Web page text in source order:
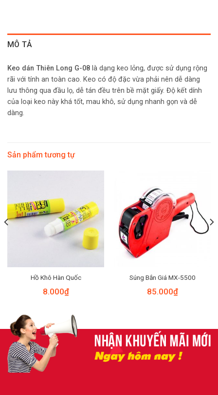
MÔ TẢ
Keo dán Thiên Long G-08 là dạng keo lỏng, được sử dụng rộng
rãi với tính an toàn cao. Keo có độ đặc vừa phải nên dễ dàng
lưu thông qua đầu lọ, dễ tán đều trên bề mặt giấy. Độ kết dính
của loại keo này khá tốt, mau khô, sử dụng nhanh gọn và dễ
dàng.
Sản phẩm tương tự
Hồ Khô Hàn Quốc
8.000₫
Súng Bắn Giá MX-5500
85.000₫